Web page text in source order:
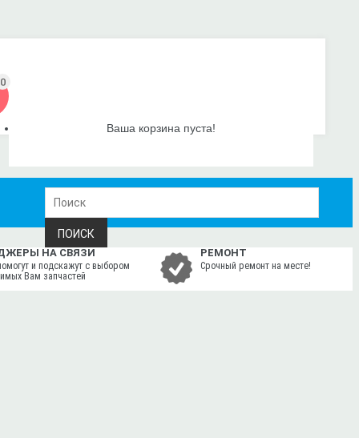
0
Ваша корзина пуста!
ПОИСК
НА СВЯЗИ
и подскажут с выбором
Вам запчастей
РЕМОНТ
Срочный ремонт на месте!